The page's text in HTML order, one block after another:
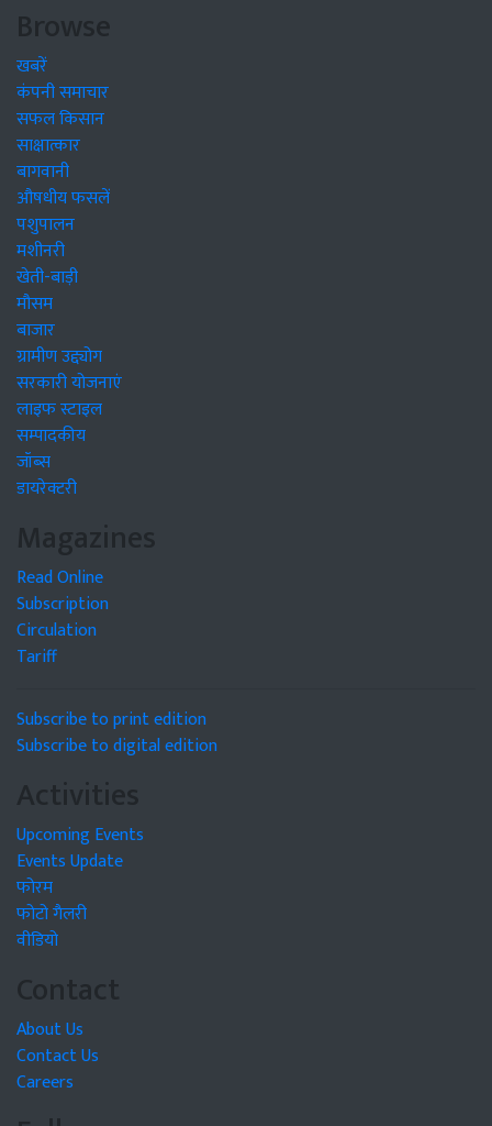
Browse
खबरें
कंपनी समाचार
सफल किसान
साक्षात्कार
बागवानी
औषधीय फसलें
पशुपालन
मशीनरी
खेती-बाड़ी
मौसम
बाजार
ग्रामीण उद्द्योग
सरकारी योजनाएं
लाइफ स्टाइल
सम्पादकीय
जॉब्स
डायरेक्टरी
Magazines
Read Online
Subscription
Circulation
Tariff
Subscribe to print edition
Subscribe to digital edition
Activities
Upcoming Events
Events Update
फोरम
फोटो गैलरी
वीडियो
Contact
About Us
Contact Us
Careers